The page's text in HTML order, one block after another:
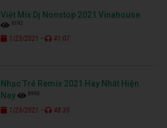
Việt Mix Dj Nonstop 2021 Vinahouse
6192
1/23/2021 - 41:07
Nhạc Trẻ Remix 2021 Hay Nhất Hiện
Nay
8990
1/23/2021 - 48:35